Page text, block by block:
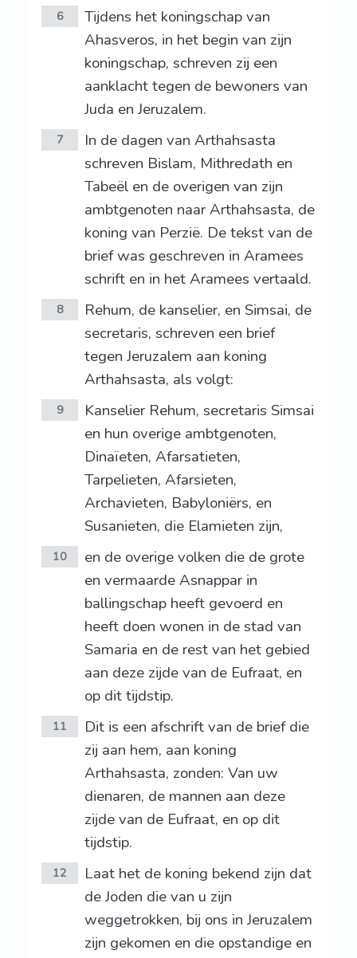
6
Tijdens het koningschap van
Ahasveros, in het begin van zijn
koningschap, schreven zij een
aanklacht tegen de bewoners van
Juda en Jeruzalem.
7
In de dagen van Arthahsasta
schreven Bislam, Mithredath en
Tabeël en de overigen van zijn
ambtgenoten naar Arthahsasta, de
koning van Perzië. De tekst van de
brief was geschreven in Aramees
schrift en in het Aramees vertaald.
8
Rehum, de kanselier, en Simsai, de
secretaris, schreven een brief
tegen Jeruzalem aan koning
Arthahsasta, als volgt:
9
Kanselier Rehum, secretaris Simsai
en hun overige ambtgenoten,
Dinaïeten, Afarsatieten,
Tarpelieten, Afarsieten,
Archavieten, Babyloniërs, en
Susanieten, die Elamieten zijn,
10
en de overige volken die de grote
en vermaarde Asnappar in
ballingschap heeft gevoerd en
heeft doen wonen in de stad van
Samaria en de rest van het gebied
aan deze zijde van de Eufraat, en
op dit tijdstip.
11
Dit is een afschrift van de brief die
zij aan hem, aan koning
Arthahsasta, zonden: Van uw
dienaren, de mannen aan deze
zijde van de Eufraat, en op dit
tijdstip.
12
Laat het de koning bekend zijn dat
de Joden die van u zijn
weggetrokken, bij ons in Jeruzalem
zijn gekomen en die opstandige en